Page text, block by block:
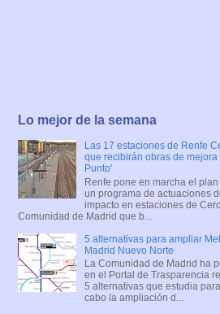
Lo mejor de la semana
Las 17 estaciones de Renfe
que recibirán obras de mejora
Punto'
Renfe pone en marcha el plan
un programa de actuaciones
impacto en estaciones de
Comunidad de Madrid que b...
5 alternativas para ampliar
Madrid Nuevo Norte
La Comunidad de Madrid ha
en el Portal de Trasparencia
5 alternativas que estudia
cabo la ampliación d...